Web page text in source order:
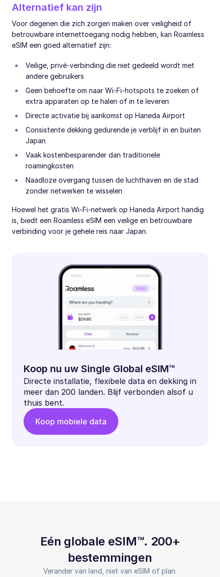
Alternatief kan zijn
Voor degenen die zich zorgen maken over veiligheid of
betrouwbare internettoegang nodig hebben, kan Roamless
eSIM een goed alternatief zijn:
Veilige, privé-verbinding die niet gedeeld wordt met
andere gebruikers
Geen behoefte om naar Wi-Fi-hotspots te zoeken of
extra apparaten op te halen of in te leveren
Directe activatie bij aankomst op Haneda Airport
Consistente dekking gedurende je verblijf in en buiten
Japan
Vaak kostenbesparender dan traditionele
roamingkosten
Naadloze overgang tussen de luchthaven en de stad
zonder netwerken te wisselen
Hoewel het gratis Wi-Fi-netwerk op Haneda Airport handig
is, biedt een Roamless eSIM een veilige en betrouwbare
verbinding voor je gehele reis naar Japan.
Koop nu uw Single Global eSIM™
Directe installatie, flexibele data en dekking in
meer dan 200 landen. Blijf verbonden alsof u
thuis bent.
Koop mobiele data
Eén globale eSIM™. 200+
bestemmingen
Verander van land, niet van eSIM of plan.